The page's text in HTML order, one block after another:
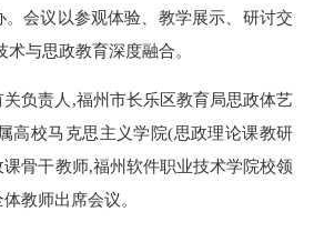
会议以参观体验、教学展示、研讨交
与思政教育深度融合。
负责人,福州市长乐区教育局思政体艺
高校马克思主义学院(思政理论课教研
骨干教师,福州软件职业技术学院校领
教师出席会议。